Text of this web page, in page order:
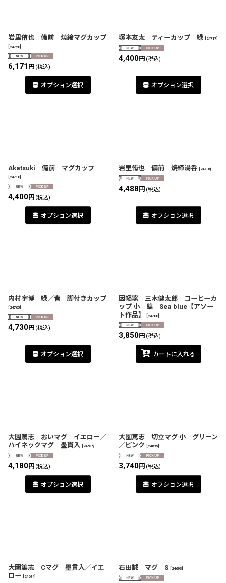
岩里侑也 備前 焼締マグカップ
24720]
6,171 円 (税込)
オプション選択
塚本友太 ティーカップ 緑 24717
4,400円 (税込)
オプション選択
Akatsuki 備前 マグカップ
24710]
4,400円 (税込)
オプション選択
岩里侑也 備前 焼締湯呑 24708]
4,488 円 (税込)
オプション選択
内村宇博 緑／青 脚付きカップ
24705
4,730円 (税込)
オプション選択
因幡窯 三木健太郎 コーヒーカ
ップ 小 鎬 Sea blue【アソー
ト作品】
24700]
3,850円 (税込)
カートに入れる
大園篤志 おいマグ イエロー／
ハイネックマグ 墨貫入
24696]
4,180円 (税込)
オプション選択
大園篤志 切立マグ 小 グリーン
／ピンク
24695
3,740円 (税込)
オプション選択
大園篤志 Cマグ 墨貫入／イエ
ロー
24694]
石田誠 マグ S 24693